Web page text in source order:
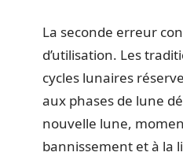
La seconde erreur
d’utilisation. Les
cycles lunaires
aux phases de lune
nouvelle lune,
bannissement et à la